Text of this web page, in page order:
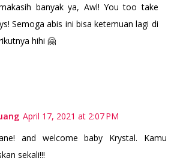
banyak ya, Awl! You too take
Semoga abis ini bisa ketemuan lagi di
hihi 🤗
April 17, 2021 at 2:07 PM
and welcome baby Krystal. Kamu
sekali!!!